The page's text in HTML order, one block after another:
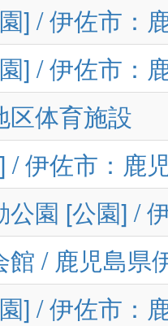
] / 伊佐市：
] / 伊佐市：
区体育施設
/ 伊佐市：鹿
公園 [公園] /
館 / 鹿児島県
] / 伊佐市：